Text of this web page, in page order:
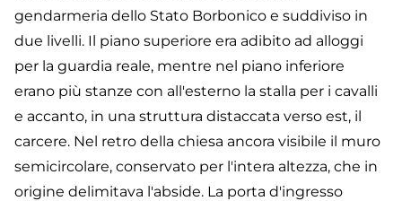
gendarmeria dello Stato Borbonico e suddiviso in
due livelli. Il piano superiore era adibito ad alloggi
per la guardia reale, mentre nel piano inferiore
erano più stanze con all'esterno la stalla per i cavalli
e accanto, in una struttura distaccata verso est, il
carcere. Nel retro della chiesa ancora visibile il muro
semicircolare, conservato per l'intera altezza, che in
origine delimitava l'abside. La porta d'ingresso